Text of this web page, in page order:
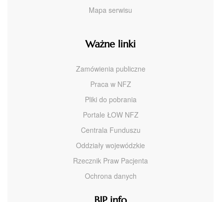
Mapa serwisu
Ważne linki
Zamówienia publiczne
Praca w NFZ
Pliki do pobrania
Portale ŁOW NFZ
Centrala Funduszu
Oddziały wojewódzkie
Rzecznik Praw Pacjenta
Ochrona danych